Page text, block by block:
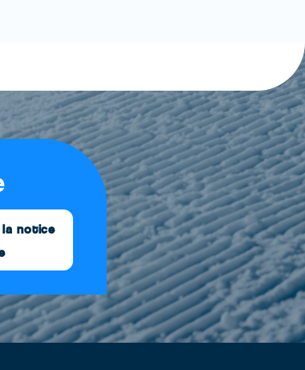
la notice